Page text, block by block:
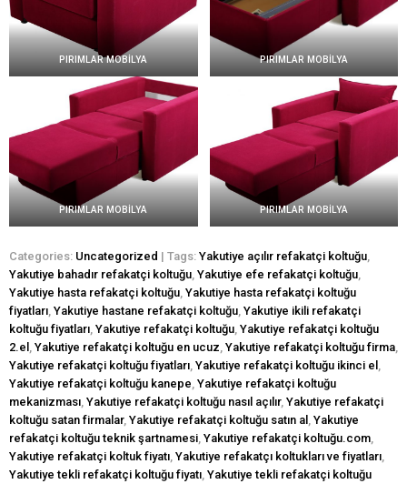
PIRIMLAR MOBİLYA PIRIMLAR MOBİLYA
PIRIMLAR MOBİLYA PIRIMLAR MOBİLYA
Categories: Uncategorized | Tags: Yakutiye açılır refakatçi koltuğu
Yakutiye bahadır refakatçi koltuğu Yakutiye efe refakatçi koltuğu
Yakutiye hasta refakatçi koltuğu Yakutiye hasta refakatçi koltuğu
fiyatları Yakutiye hastane refakatçi koltuğu Yakutiye ikili refakatçi
koltuğu fiyatları Yakutiye refakatçi koltuğu Yakutiye refakatçi koltuğu
2.el
Yakutiye refakatçi koltuğu en ucuz Yakutiye refakatçi koltuğu firma
Yakutiye refakatçi koltuğu fiyatları Yakutiye refakatçi koltuğu ikinci el
Yakutiye refakatçi koltuğu kanepe Yakutiye refakatçi koltuğu
mekanizması Yakutiye refakatçi koltuğu nasıl açılır, Yakutiye refakatçi
koltuğu satan firmalar, Yakutiye refakatçi koltuğu satın al Yakutiye
refakatçi koltuğu teknik şartnamesi Yakutiye refakatçi koltuğu.com
Yakutiye refakatçi koltuk fiyatı Yakutiye refakatçı koltukları ve fiyatları
Yakutiye tekli refakatçi koltuğu fiyatı Yakutiye tekli refakatçi koltuğu